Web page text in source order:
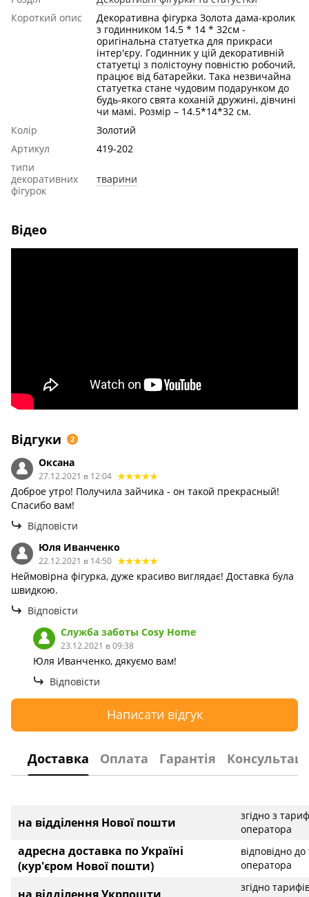
Короткий опис
Декоративна фігурка Золота дама-кролик
з годинником 14.5 * 14 * 32см -
оригінальна статуетка для прикраси
інтер'єру. Годинник у цій декоративній
статуетці з полістоуну повністю робочий,
працює від батарейки. Така незвичайна
статуетка стане чудовим подарунком до
будь-якого свята коханій дружині, дівчині
чи мамі. Розмір – 14.5*14*32 см.
Колір
Золотий
Артикул
419-202
типи
декоративних
фігурок
тварини
Відео
Відгуки 2
Оксана
27.12.2021 в 12:04
Доброе утро! Получила зайчика - он такой прекрасный!
Спасибо вам!
Відповісти
Юля Иванченко
22.12.2021 в 14:50
Неймовірна фігурка, дуже красиво виглядає! Доставка була
швидкою.
Відповісти
Служба заботы Сosy Home
23.12.2021 в 09:38
Юля Иванченко, дякуємо вам!
Відповісти
Написати відгук
Доставка Оплата Гарантія
на відділення Нової пошти
згідно з
оператора
адресна доставка по Україні
(кур'єром Нової пошти)
відповідно
оператора
на відділення Укрпошти
згідно